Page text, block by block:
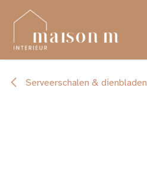
Overslaan naar inhoud
Serveerschalen & dienbladen